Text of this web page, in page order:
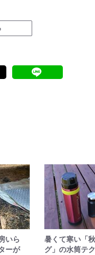
いら
ーが
暑くて寒い「
グ」の水筒テ